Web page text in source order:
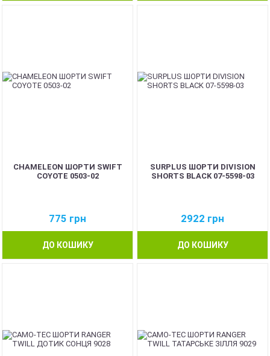
CHAMELEON ШОРТИ SWIFT
COYOTE 0503-02
775 грн
ДО КОШИКУ
SURPLUS ШОРТИ DIVISION
SHORTS BLACK 07-5598-03
2922 грн
ДО КОШИКУ